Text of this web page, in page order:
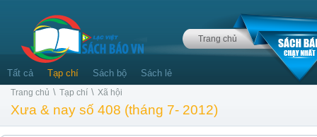
Trang chủ
Tất cả Tạp chí Sách bộ Sách lẻ
Trang chủ \ Tạp chí \ Xã hội
Xưa & nay số 408 (tháng 7- 2012)